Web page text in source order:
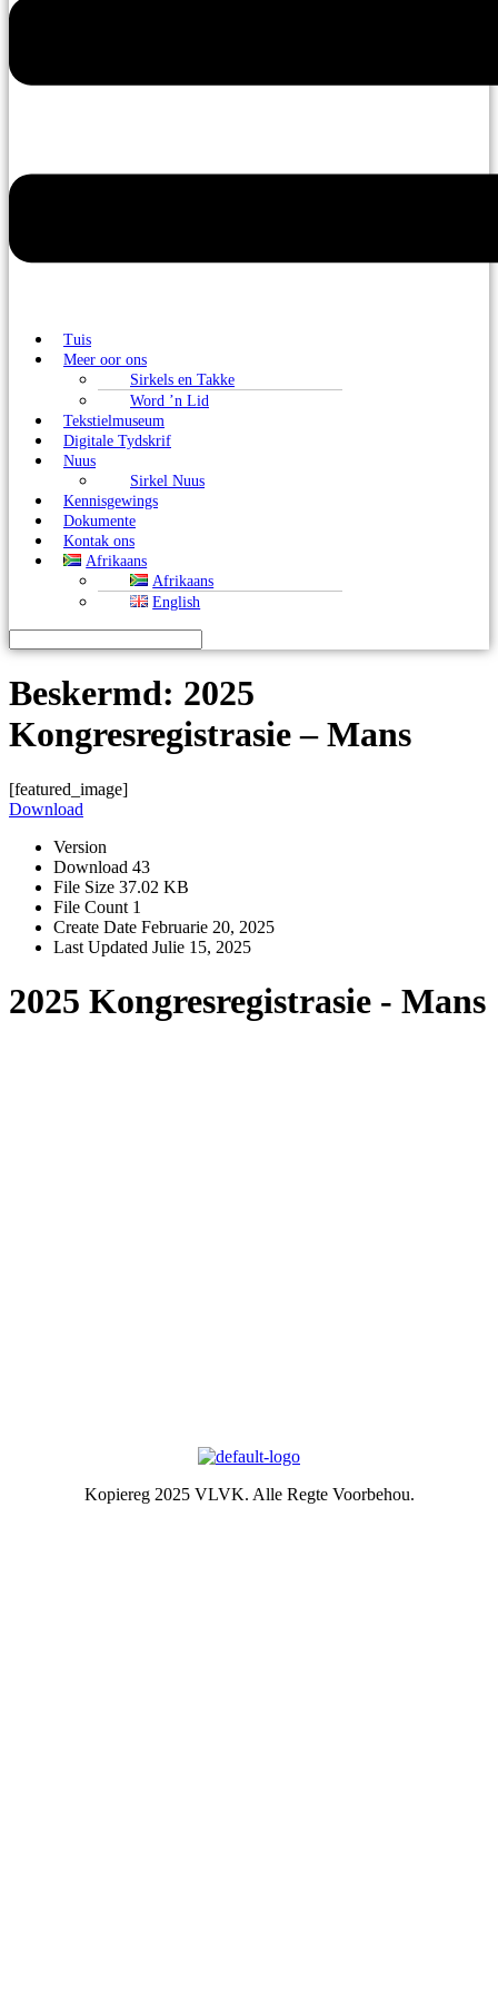
Tuis
Meer oor ons
Sirkels en Takke
Word ’n Lid
Tekstielmuseum
Digitale Tydskrif
Nuus
Sirkel Nuus
Kennisgewings
Dokumente
Kontak ons
Afrikaans
Afrikaans
English
Beskermd: 2025
Kongresregistrasie – Mans
[featured_image]
Download
Version
Download 43
File Size 37.02 KB
File Count 1
Create Date Februarie 20, 2025
Last Updated Julie 15, 2025
2025 Kongresregistrasie - Mans
Kopiereg 2025 VLVK. Alle Regte Voorbehou.